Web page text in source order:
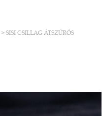
> SISI CSILLAG ÁTSZÚRÓS